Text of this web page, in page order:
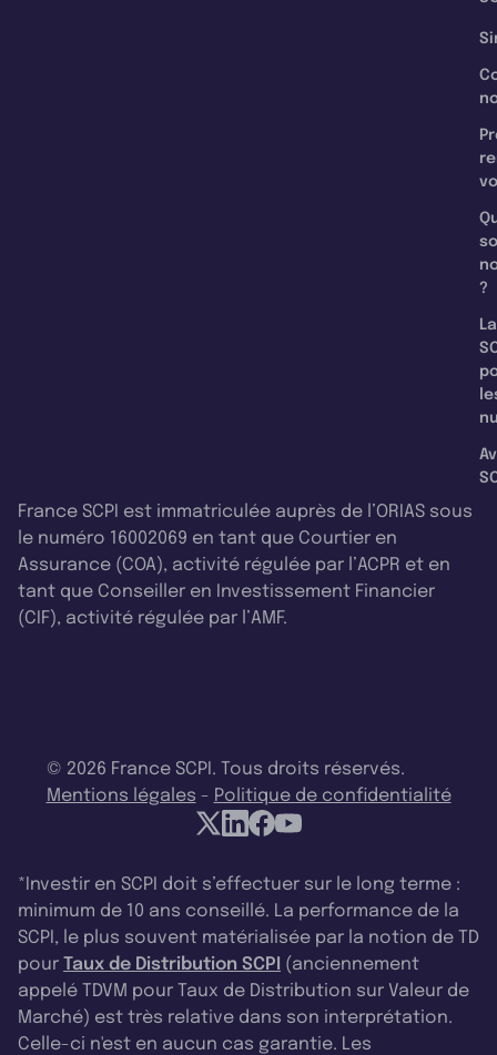
?
La
France SCPI est immatriculée auprès de l’ORIAS sous
le numéro 16002069 en tant que Courtier en
Assurance (COA), activité régulée par l’ACPR et en
tant que Conseiller en Investissement Financier
(CIF), activité régulée par l’AMF.
© 2026 France SCPI. Tous droits réservés.
Mentions légales - Politique de confidentialité
*Investir en SCPI doit s’effectuer sur le long terme :
minimum de 10 ans conseillé. La performance de la
SCPI, le plus souvent matérialisée par la notion de TD
pour Taux de Distribution SCPI (anciennement
appelé TDVM pour Taux de Distribution sur Valeur de
Marché) est très relative dans son interprétation.
Celle-ci n'est en aucun cas garantie. Les